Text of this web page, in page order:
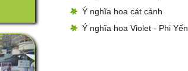
Ý nghĩa hoa cát cánh
Ý nghĩa hoa Violet - Phi Yến